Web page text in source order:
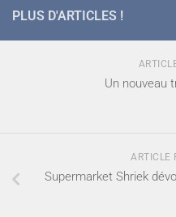
PLUS D'ARTICLES !
Un nouveau
ARTICLE
Supermarket Shriek